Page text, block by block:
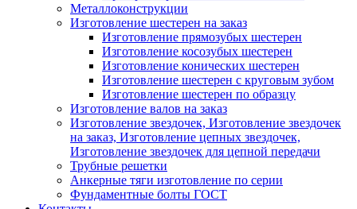
Металлоконструкции
Изготовление шестерен на заказ
Изготовление прямозубых шестерен
Изготовление косозубых шестерен
Изготовление конических шестерен
Изготовление шестерен с круговым зубом
Изготовление шестерен по образцу
Изготовление валов на заказ
Изготовление звездочек, Изготовление звездочек
на заказ, Изготовление цепных звездочек,
Изготовление звездочек для цепной передачи
Трубные решетки
Анкерные тяги изготовление по серии
Фундаментные болты ГОСТ